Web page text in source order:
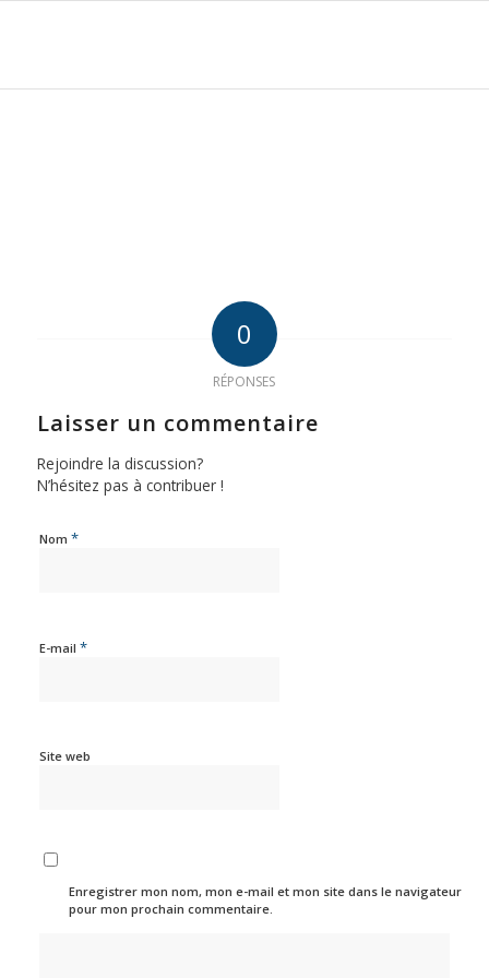
0
RÉPONSES
Laisser un commentaire
Rejoindre la discussion?
N’hésitez pas à contribuer !
Nom *
E-mail *
Site web
Enregistrer mon nom, mon e-mail et mon site dans le navigateur
pour mon prochain commentaire.